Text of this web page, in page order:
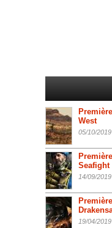
West
05/10/
Seafight
14/09/
19/04/